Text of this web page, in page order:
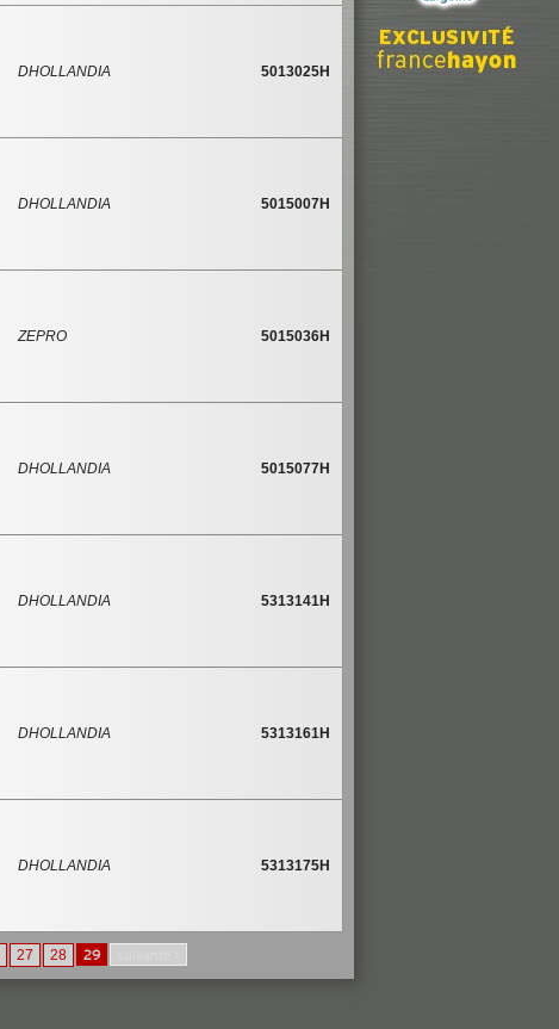
DHOLLANDIA 5013025H
DHOLLANDIA
5015007H
ZEPRO
5015036H
DHOLLANDIA
5015077H
DHOLLANDIA
5313141H
DHOLLANDIA
5313161H
DHOLLANDIA
5313175H
27 28 29